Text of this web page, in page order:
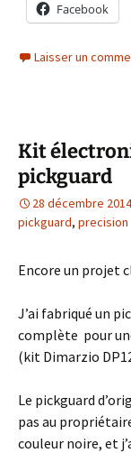
Facebook
Laisser un
Kit
pickguard
28 décembre 2014
pickguard, precision
Encore un projet
J’ai fabriqué un
complète pour
(kit Dimarzio
Le pickguard
pas au
couleur noire, et